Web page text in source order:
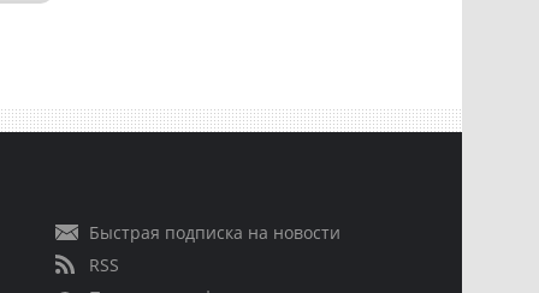
Быстрая подписка на новости
RSS